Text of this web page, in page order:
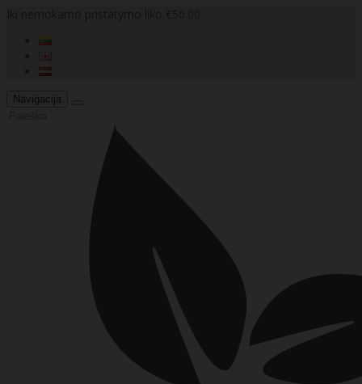
Navigacija